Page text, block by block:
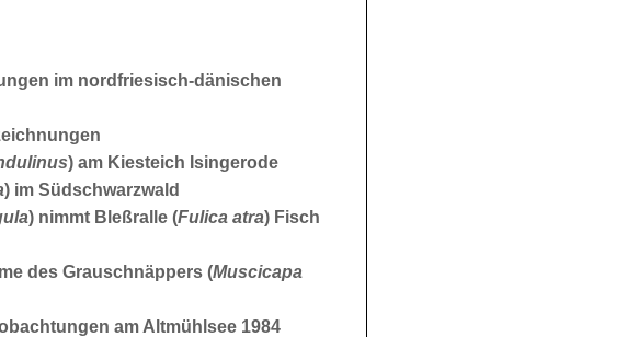
im nordfriesisch-dänischen
) am Kiesteich Isingerode
) im Südschwarzwald
) nimmt Bleßralle (Fulica atra) Fisch
des Grauschnäppers (Muscicapa
am Altmühlsee 1984